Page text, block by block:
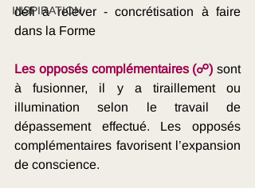
INSPIRATION
défi à relever - concrétisation à faire
dans la Forme
Les opposés complémentaires (☍) sont
à fusionner, il y a tiraillement ou
illumination selon le travail de
dépassement effectué. Les opposés
complémentaires favorisent l’expansion
de conscience.